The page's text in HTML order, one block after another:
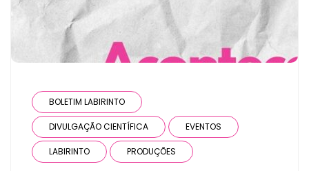
BOLETIM LABIRINTO
DIVULGAÇÃO CIENTÍFICA EVENTOS
LABIRINTO PRODUÇÕES